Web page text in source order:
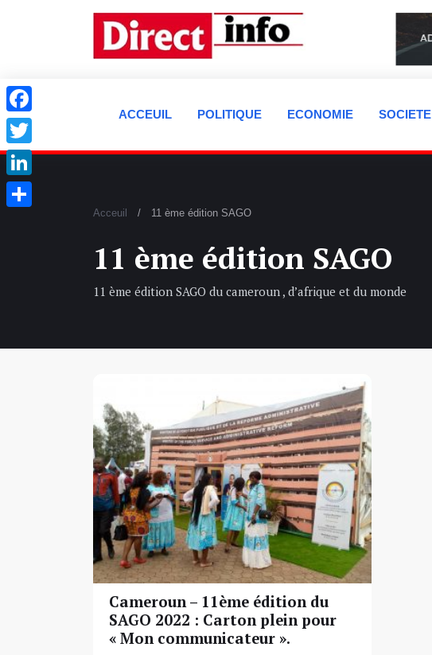
ACCEUIL POLITIQUE ECONOMIE SOCIETE
Acceuil 11 ème édition SAGO
11 ème édition SAGO
11 ème édition SAGO du cameroun , d’afrique et du monde
Cameroun – 11ème édition du
SAGO 2022 : Carton plein pour
« Mon communicateur ».
Facebook
Twitter
LinkedIn